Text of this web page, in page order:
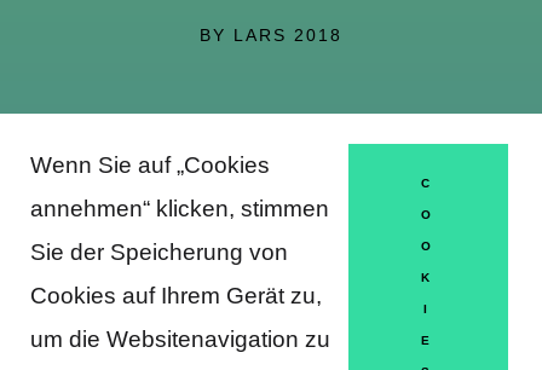
BY LARS 2018
About Trausti e.V.
MITGLIEDSCHAFT
Wenn Sie auf „Cookies
annehmen“ klicken, stimmen
Sie der Speicherung von
Cookies auf Ihrem Gerät zu,
um die Websitenavigation zu
C
O
O
K
I
E